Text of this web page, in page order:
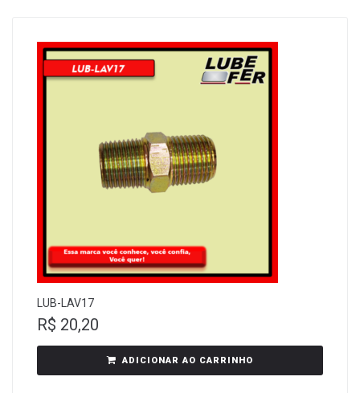
LUB-LAV17
R$ 20,20
ADICIONAR AO CARRINHO